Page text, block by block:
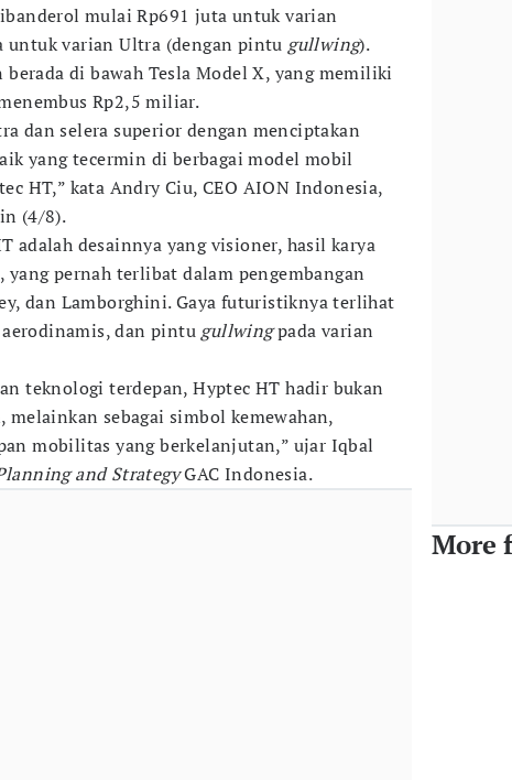
mulai Rp691 juta untuk varian
untuk varian Ultra (dengan pintu gullwing).
di bawah Tesla Model X, yang memiliki
Rp2,5 miliar.
dan selera superior dengan menciptakan
yang tecermin di berbagai model mobil
HT,” kata Andry Ciu, CEO AION Indonesia,
(4/8).
adalah desainnya yang visioner, hasil karya
yang pernah terlibat dalam pengembangan
dan Lamborghini. Gaya futuristiknya terlihat
dan pintu gullwingpada varian
teknologi terdepan, Hyptec HT hadir bukan
melainkan sebagai simbol kemewahan,
mobilitas yang berkelanjutan,” ujar Iqbal
and StrategyGAC Indonesia.
More